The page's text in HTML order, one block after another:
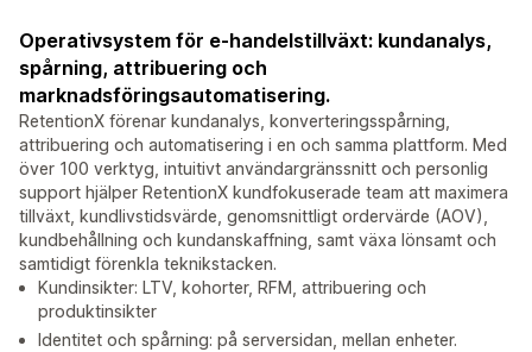
Operativsystem för e-handelstillväxt: kundanalys,
spårning, attribuering och
marknadsföringsautomatisering.
RetentionX förenar kundanalys, konverteringsspårning,
attribuering och automatisering i en och samma plattform. Med
över 100 verktyg, intuitivt användargränssnitt och personlig
support hjälper RetentionX kundfokuserade team att maximera
tillväxt, kundlivstidsvärde, genomsnittligt ordervärde (AOV),
kundbehållning och kundanskaffning, samt växa lönsamt och
samtidigt förenkla teknikstacken.
Kundinsikter: LTV, kohorter, RFM, attribuering och
produktinsikter
Identitet och spårning: på serversidan, mellan enheter.